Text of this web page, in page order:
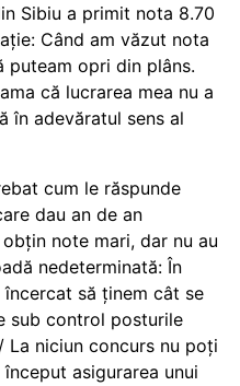
Sibiu a primit nota 8.70
Când am văzut nota
puteam opri din plâns.
că lucrarea mea nu a
în adevăratul sens al
cum le răspunde
dau an de an
note mari, dar nu au
nedeterminată: În
încercat să ținem cât se
sub control posturile
La niciun concurs nu poți
asigurarea unui